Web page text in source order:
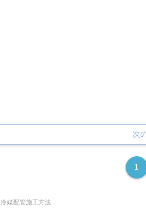
次
1
冷媒配管施工方法